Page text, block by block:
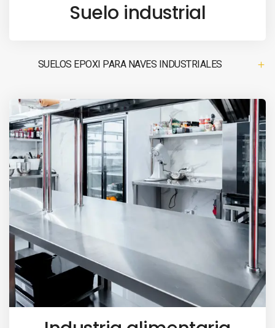
Suelo industrial
SUELOS EPOXI PARA NAVES INDUSTRIALES